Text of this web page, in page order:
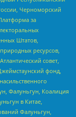
Черноморский
за
Штатов,
ресурсов,
совет,
фонд,
Фалуньгун, Коалиция
в Китае,
Фалуньгун,